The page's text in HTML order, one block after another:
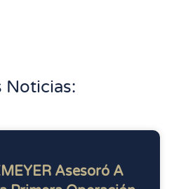
Noticias:
Asesoró A